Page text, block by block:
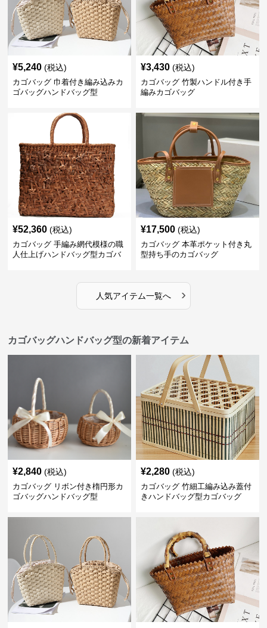
¥5,240 (税込)
カゴバッグ 巾着付き編み込みカ
ゴバッグハンドバッグ型
¥3,430 (税込)
カゴバッグ 竹製ハンドル付き手
編みカゴバッグ
¥52,360 (税込)
カゴバッグ 手編み網代模様の職
人仕上げハンドバッグ型カゴバ
¥17,500 (税込)
カゴバッグ 本革ポケット付き丸
型持ち手のカゴバッグ
人気アイテム一覧へ ›
カゴバッグハンドバッグ型の新着アイテム
¥2,840 (税込)
カゴバッグ リボン付き楕円形カ
ゴバッグハンドバッグ型
¥2,280 (税込)
カゴバッグ 竹細工編み込み蓋付
きハンドバッグ型カゴバッグ